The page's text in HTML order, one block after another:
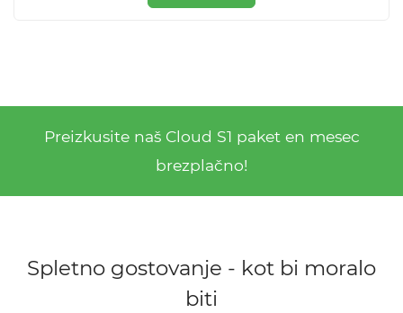
Preizkusite naš Cloud S1 paket en mesec
brezplačno!
Spletno gostovanje - kot bi moralo
biti